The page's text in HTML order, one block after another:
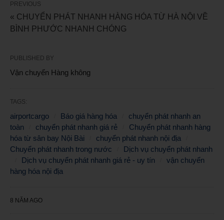
PREVIOUS
« CHUYỂN PHÁT NHANH HÀNG HÓA TỪ HÀ NỘI VỀ
BÌNH PHƯỚC NHANH CHÓNG
PUBLISHED BY
Vận chuyển Hàng không
TAGS:
airportcargo Báo giá hàng hóa
chuyển phát nhanh an
toàn
chuyển phát nhanh giá rẻ
Chuyển phát nhanh hàng
hóa từ sân bay Nội Bài
chuyển phát nhanh nội địa
Chuyển phát nhanh trong nước
Dịch vụ chuyển phát nhanh
Dịch vụ chuyển phát nhanh giá rẻ - uy tín
vận chuyển
hàng hóa nội địa
8 NĂM AGO